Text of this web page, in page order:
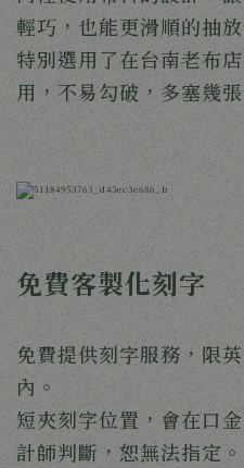
輕巧，也能更滑順的抽放
特別選用了在台南老布
用，不易勾破，多塞幾
免費客製化刻字
免費提供刻字服務，限
內。
短夾刻字位置，會在口
計師判斷，恕無法指定。